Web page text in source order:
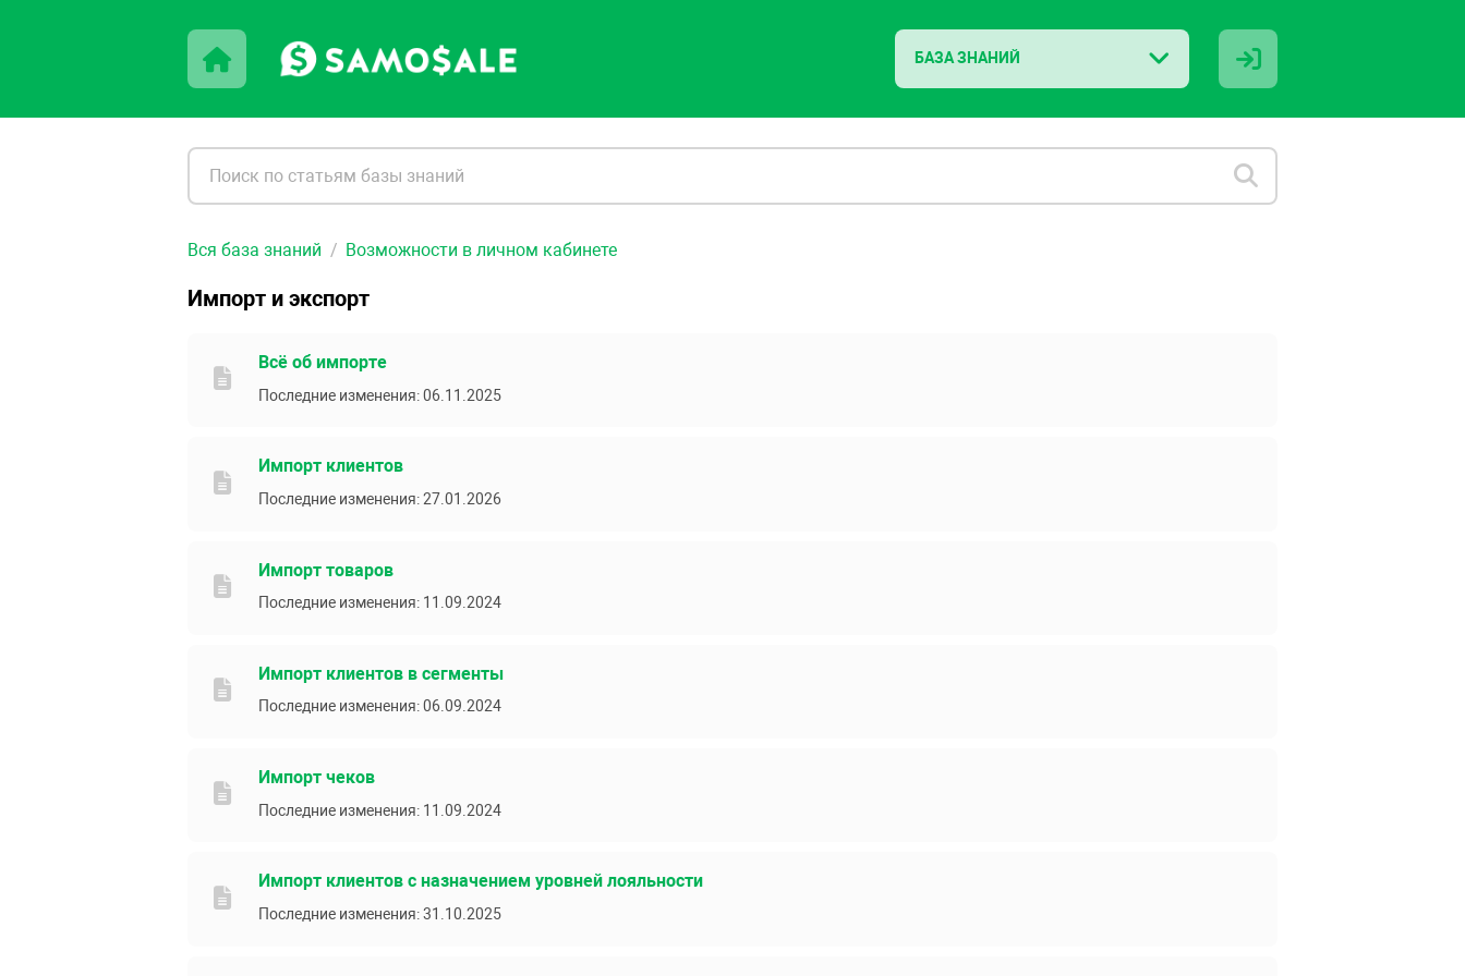
БАЗА ЗНАНИЙ
Вся база знаний Возможности в личном кабинете
Импорт и экспорт
Всё об импорте
Последние изменения: 06.11.2025
Импорт клиентов
Последние изменения: 27.01.2026
Импорт товаров
Последние изменения: 11.09.2024
Импорт клиентов в сегменты
Последние изменения: 06.09.2024
Импорт чеков
Последние изменения: 11.09.2024
Импорт клиентов с назначением уровней лояльности
Последние изменения: 31.10.2025